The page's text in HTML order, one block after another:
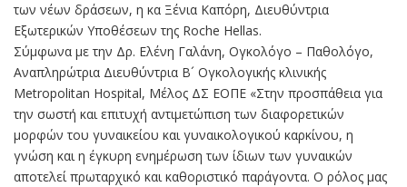
των νέων δράσεων, η κα Ξένια Καπόρη, Διευθύντρια
Εξωτερικών Υποθέσεων της Roche Hellas.
Σύμφωνα με την Δρ. Ελένη Γαλάνη, Ογκολόγο – Παθολόγο,
Αναπληρώτρια Διευθύντρια Β´ Ογκολογικής κλινικής
Metropolitan Hospital, Μέλος ΔΣ ΕΟΠΕ «Στην προσπάθεια για
την σωστή και επιτυχή αντιμετώπιση των διαφορετικών
μορφών του γυναικείου και γυναικολογικού καρκίνου, η
γνώση και η έγκυρη ενημέρωση των ίδιων των γυναικών
αποτελεί πρωταρχικό και καθοριστικό παράγοντα. Ο ρόλος μας